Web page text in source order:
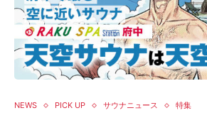
NEWS PICK UP サウナニュース 特集